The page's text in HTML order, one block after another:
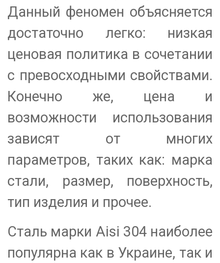
Данный феномен объясняется
достаточно легко: низкая
ценовая политика в сочетании
с превосходными свойствами.
Конечно же, цена и
возможности использования
зависят от многих
параметров, таких как: марка
стали, размер, поверхность,
тип изделия и прочее.
Сталь марки Aisi 304 наиболее
популярна как в Украине, так и